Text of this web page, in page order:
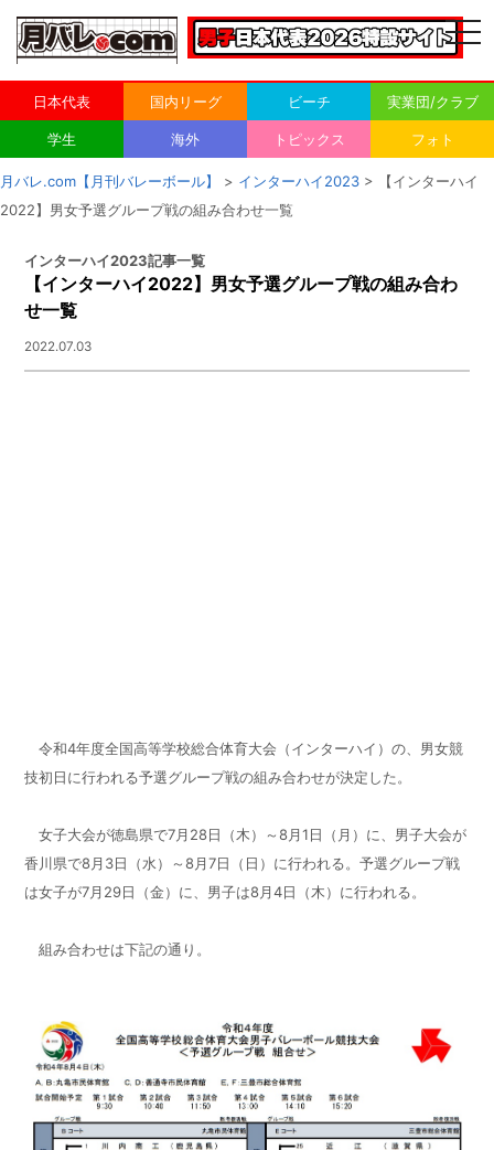
日本代表 国内リーグ ビーチ 実業団/クラブ
学生 海外 トピックス フォト
月バレ.com【月刊バレーボール】 > インターハイ2023 > 【インターハイ
2022】男女予選グループ戦の組み合わせ一覧
インターハイ2023記事一覧
【インターハイ2022】男女予選グループ戦の組み合わ
せ一覧
2022.07.03
令和4年度全国高等学校総合体育大会（インターハイ）の、男女競
技初日に行われる予選グループ戦の組み合わせが決定した。
女子大会が徳島県で7月28日（木）～8月1日（月）に、男子大会が
香川県で8月3日（水）～8月7日（日）に行われる。予選グループ戦
は女子が7月29日（金）に、男子は8月4日（木）に行われる。
組み合わせは下記の通り。